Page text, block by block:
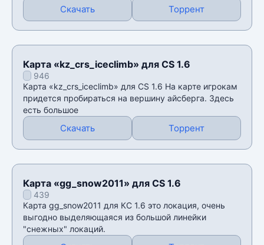
Скачать Торрент
Карта «kz_crs_iceclimb» для CS 1.6
946
Карта «kz_crs_iceclimb» для CS 1.6 На карте игрокам
придется пробираться на вершину айсберга. Здесь
есть большое
Скачать Торрент
Карта «gg_snow2011» для CS 1.6
439
Карта gg_snow2011 для КС 1.6 это локация, очень
выгодно выделяющаяся из большой линейки
"снежных" локаций.